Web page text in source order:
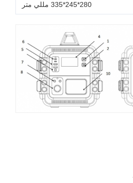
280*245*335 مللي متر